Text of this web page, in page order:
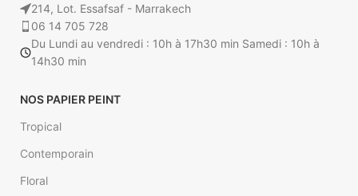
notre papier peint intissé sur
mesure.
Papier peint Enfant Panda
© Walldesign
Veuillez insérer vos mesures pour
calculer le prix de votre papier
peint. (Ex : 4.5 m sur 2.85).
214, Lot. Essafsaf - Marrakech
06 14 705 728
Du Lundi au vendredi : 10h à 17h30 min Samedi : 10h à
14h30 min
NOS PAPIER PEINT
Tropical
Contemporain
Floral